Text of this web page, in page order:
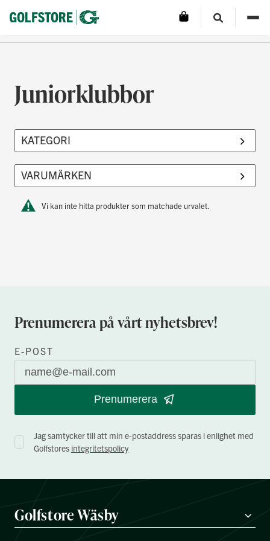
Juniorklubbor
Vi kan inte hitta produkter som matchade urvalet.
Prenumerera på vårt nyhetsbrev!
E-POST
Prenumerera
Jag samtycker till att min e-postaddress sparas i enlighet med
Golfstores integritetspolicy
Golfstore Wäsby